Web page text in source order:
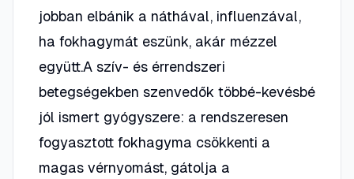
jobban elbánik a náthával, influenzával,
ha fokhagymát eszünk, akár mézzel
együtt.A szív- és érrendszeri
betegségekben szenvedők többé-kevésbé
jól ismert gyógyszere: a rendszeresen
fogyasztott fokhagyma csökkenti a
magas vérnyomást, gátolja a